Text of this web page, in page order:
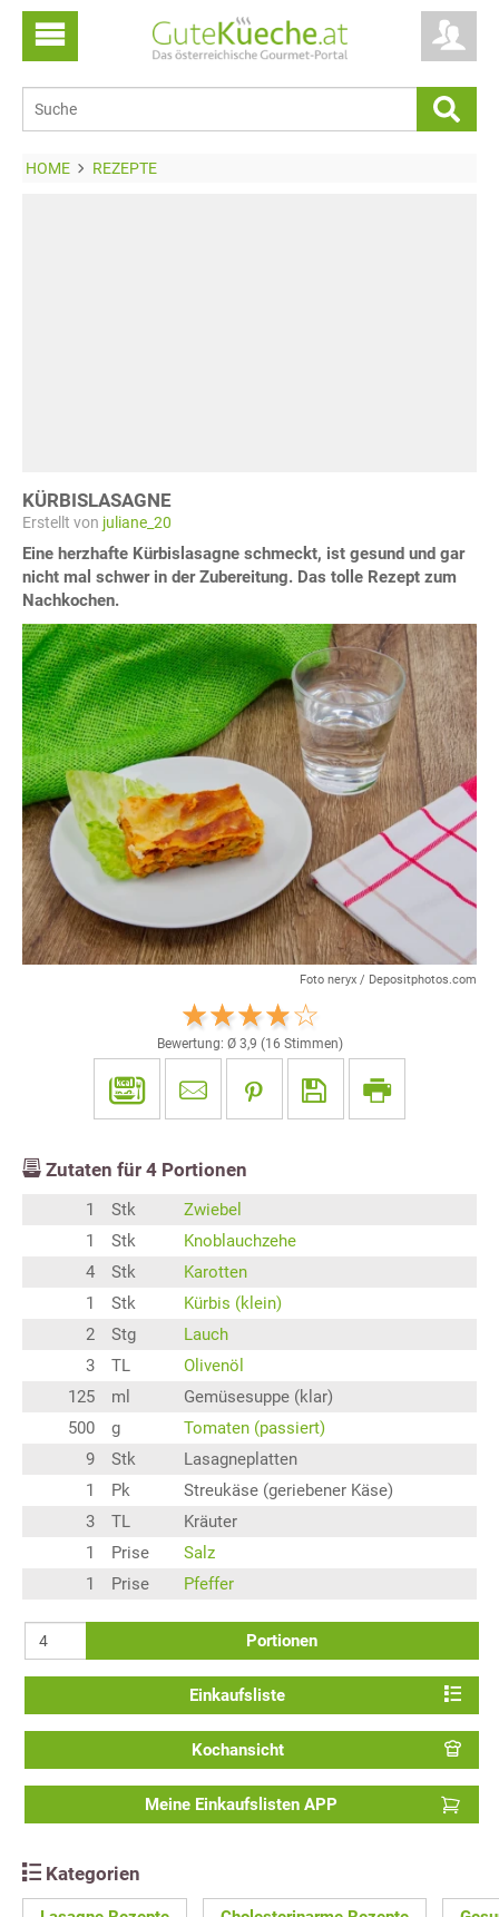
HOME REZEPTE
KÜRBISLASAGNE
Erstellt von juliane_20
Eine herzhafte Kürbislasagne schmeckt, ist gesund und gar
nicht mal schwer in der Zubereitung. Das tolle Rezept zum
Nachkochen.
Foto neryx / Depositphotos.com
Bewertung: Ø 3,9 (16 Stimmen)
Zutaten für 4 Portionen
1 Stk
Zwiebel
1
Stk
Knoblauchzehe
4
Stk
Karotten
1
Stk
Kürbis (klein)
2
Stg
Lauch
3
TL
Olivenöl
125
ml
Gemüsesuppe (klar)
500
g
Tomaten (passiert)
9
Stk
Lasagneplatten
1
Pk
Streukäse (geriebener Käse)
3
TL
Kräuter
1
Prise
Salz
1
Prise Pfeffer
Portionen
Einkaufsliste
Kochansicht
Meine Einkaufslisten APP
Kategorien